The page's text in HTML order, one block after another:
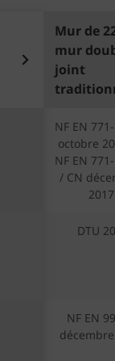
Mur de
mur
joint
NF EN
octobre
NF EN
/ CN
2017
DTU
NF EN